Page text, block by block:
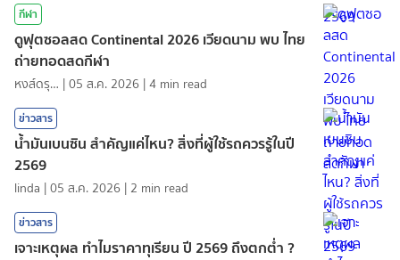
กีฬา
ดูฟุตซอลสด Continental 2026 เวียดนาม พบ ไทย
ถ่ายทอดสดกีฬา
หงส์ดรุณ |05 ส.ค. 2026 |4 min read
ข่าวสาร
น้ำมันเบนซิน สำคัญแค่ไหน? สิ่งที่ผู้ใช้รถควรรู้ในปี
2569
linda |05 ส.ค. 2026 | 2 min read
ข่าวสาร
เจาะเหตุผล ทำไมราคาทุเรียน ปี 2569 ถึงตกต่ำ ?